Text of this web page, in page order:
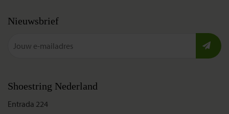
Nieuwsbrief
Shoestring Nederland
Entrada 224